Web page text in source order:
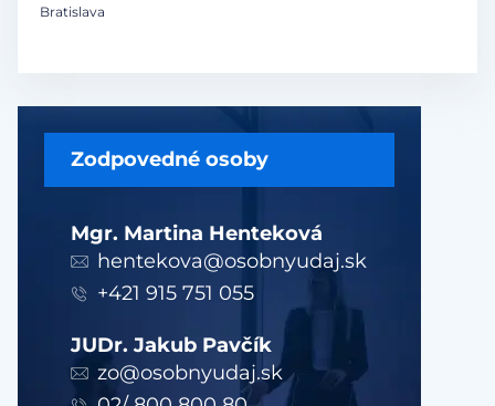
Zodpovedné osoby
Mgr. Martina Henteková
hentekova@osobnyudaj.sk
+421 915 751 055
JUDr. Jakub Pavčík
zo@osobnyudaj.sk
Bratislava